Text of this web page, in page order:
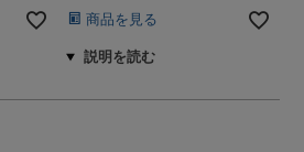
商品を見る